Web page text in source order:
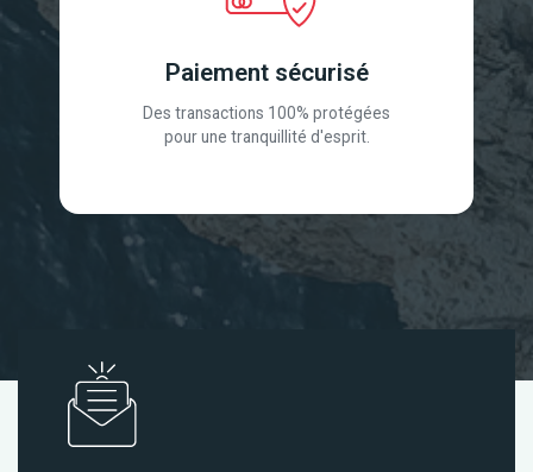
Paiement sécurisé
Des transactions 100% protégées
pour une tranquillité d'esprit.